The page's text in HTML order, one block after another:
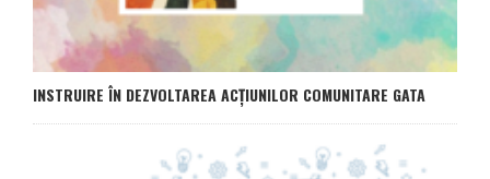
INSTRUIRE ÎN DEZVOLTAREA ACȚIUNILOR COMUNITARE GATA